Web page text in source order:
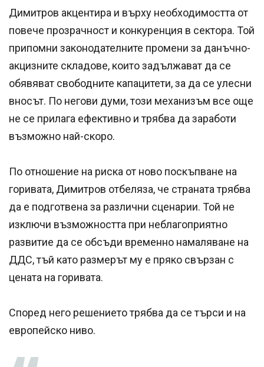
Димитров акцентира и върху необходимостта от
повече прозрачност и конкуренция в сектора. Той
припомни законодателните промени за данъчно-
акцизните складове, които задължават да се
обявяват свободните капацитети, за да се улесни
вносът. По негови думи, този механизъм все още
не се прилага ефективно и трябва да заработи
възможно най-скоро.
По отношение на риска от ново поскъпване на
горивата, Димитров отбеляза, че страната трябва
да е подготвена за различни сценарии. Той не
изключи възможността при неблагоприятно
развитие да се обсъди временно намаляване на
ДДС, тъй като размерът му е пряко свързан с
цената на горивата.
Според него решението трябва да се търси и на
европейско ниво.